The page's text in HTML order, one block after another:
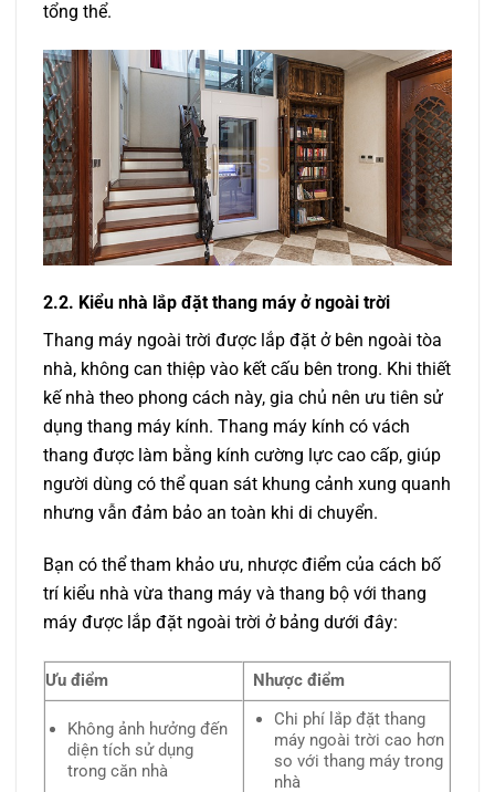
tổng thể.
2.2. Kiểu nhà lắp đặt thang máy ở ngoài trời
Thang máy ngoài trời được lắp đặt ở bên ngoài tòa
nhà, không can thiệp vào kết cấu bên trong. Khi thiết
kế nhà theo phong cách này, gia chủ nên ưu tiên sử
dụng thang máy kính. Thang máy kính có vách
thang được làm bằng kính cường lực cao cấp, giúp
người dùng có thể quan sát khung cảnh xung quanh
nhưng vẫn đảm bảo an toàn khi di chuyển.
Bạn có thể tham khảo ưu, nhược điểm của cách bố
trí kiểu nhà vừa thang máy và thang bộ với thang
máy được lắp đặt ngoài trời ở bảng dưới đây:
Ưu điểm Nhược điểm
Không ảnh hưởng đến
diện tích sử dụng
trong căn nhà
Chi phí lắp đặt thang
máy ngoài trời cao hơn
so với thang máy trong
nhà